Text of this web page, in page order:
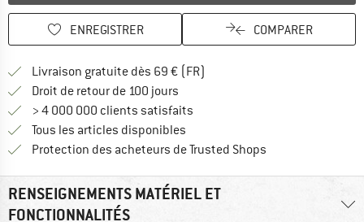
ENREGISTRER COMPARER
Livraison gratuite dès 69 € (FR)
Droit de retour de 100 jours
> 4 000 000 clients satisfaits
Tous les articles disponibles
Protection des acheteurs de Trusted Shops
RENSEIGNEMENTS MATÉRIEL ET
FONCTIONNALITÉS